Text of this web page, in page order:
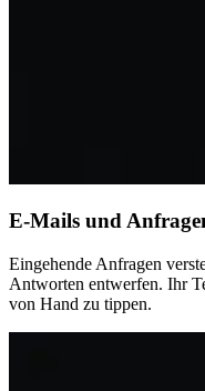
E-Mails und
Eingehende Anfragen
Antworten entwerfen. Ihr
von Hand zu tippen.